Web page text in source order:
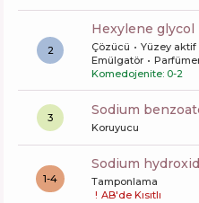
2
hexylene glycol
Çözücü
Yüzey
Emülgatör
Komedojenite: 0-2
3 sodium
Koruyucu
1-4
sodium
Tamponlama
! AB'de Kısıtlı